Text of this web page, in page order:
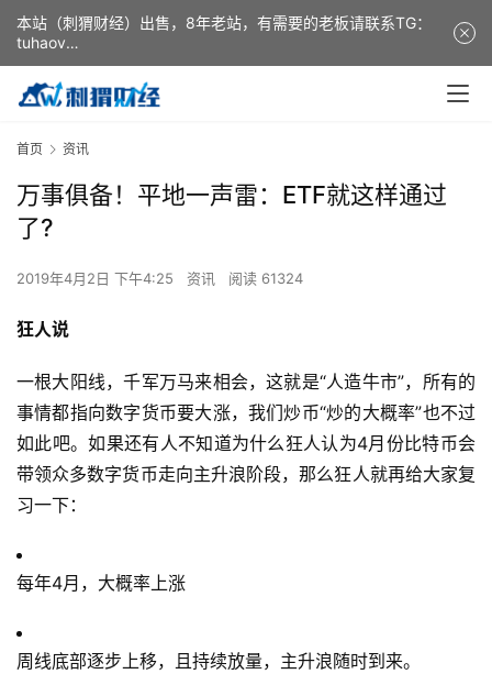
首页 资讯
万事俱备！平地一声雷：ETF就这样通过
了?
2019年4月2日 下午4:25 资讯 阅读 61324
狂人说
一根大阳线，千军万马来相会，这就是“人造牛市”，所有的
事情都指向数字货币要大涨，我们炒币“炒的大概率”也不过
如此吧。如果还有人不知道为什么狂人认为4月份比特币会
带领众多数字货币走向主升浪阶段，那么狂人就再给大家复
习一下：
每年4月，大概率上涨
周线底部逐步上移，且持续放量，主升浪随时到来。
本站（刺猬财经）出售，8年老站，有需要的老板请联系TG：
tuhaov
This website (ciweicaijing) is for sale. It is a 8-year-old
website. If you need it, please contact TG: tuhaov